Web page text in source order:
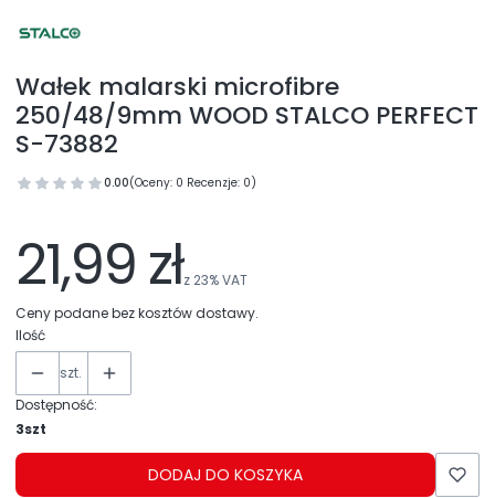
Wałek malarski microfibre
250/48/9mm WOOD STALCO PERFECT
S-73882
0.00(Oceny: 0 Recenzje: 0)
21,99 złz 23%VAT
Ceny podane bez kosztów dostawy.
Ilość
szt.
Dostępność:
3szt
DODAJ DO KOSZYKA